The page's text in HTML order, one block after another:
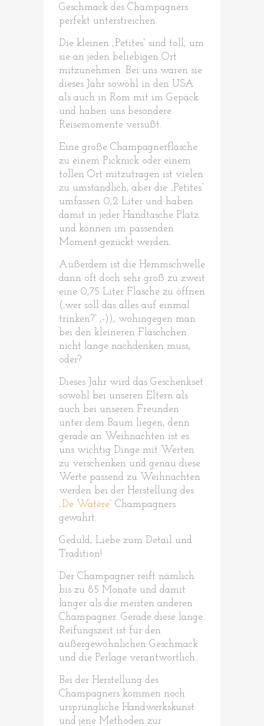
Geschmack des Champagners
perfekt unterstreichen.
Die kleinen „Petites“ sind toll, um
sie an jeden beliebigen Ort
mitzunehmen. Bei uns waren sie
dieses Jahr sowohl in den USA
als auch in Rom mit im Gepäck
und haben uns besondere
Reisemomente versüßt.
Eine große Champagnerflasche
zu einem Picknick oder einem
tollen Ort mitzutragen ist vielen
zu umständlich, aber die „Petites“
umfassen 0,2 Liter und haben
damit in jeder Handtasche Platz
und können im passenden
Moment gezückt werden.
Außerdem ist die Hemmschwelle
dann oft doch sehr groß zu zweit
eine 0,75 Liter Flasche zu öffnen
(„wer soll das alles auf einmal
trinken?“ ;-)), wohingegen man
bei den kleineren Fläschchen
nicht lange nachdenken muss,
oder?
Dieses Jahr wird das Geschenkset
sowohl bei unseren Eltern als
auch bei unseren Freunden
unter dem Baum liegen, denn
gerade an Weihnachten ist es
uns wichtig Dinge mit Werten
zu verschenken und genau diese
Werte passend zu Weihnachten
werden bei der Herstellung des
„De Watère“ Champagners
gewahrt.
Geduld, Liebe zum Detail und
Tradition!
Der Champagner reift nämlich
bis zu 85 Monate und damit
länger als die meisten anderen
Champagner. Gerade diese lange
Reifungszeit ist für den
außergewöhnlichen Geschmack
und die Perlage verantwortlich.
Bei der Herstellung des
Champagners kommen noch
ursprüngliche Handwerkskunst
und jene Methoden zur